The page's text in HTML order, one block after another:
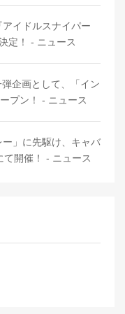
イドルスナイパー
定！ - ニュース
企画として、「イン
プン！ - ニュース
ー」に先駆け、キャバ
開催！ - ニュース